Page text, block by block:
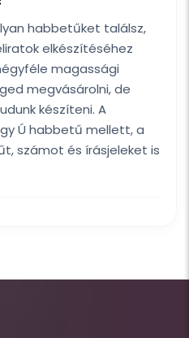
habbetűket találsz,
elkészítéséhez
magassági
megvásárolni, de
készíteni. A
Ú habbetű mellett, a
számot és írásjeleket is